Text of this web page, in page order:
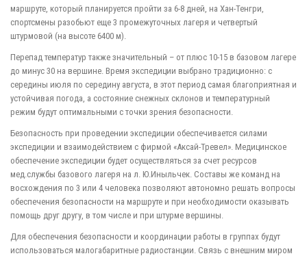
маршруте, который планируется пройти за 6-8 дней, на Хан-Тенгри,
спортсмены разобьют еще 3 промежуточных лагеря и четвертый
штурмовой (на высоте 6400 м).
Перепад температур также значительный – от плюс 10-15 в базовом лагере
до минус 30 на вершине. Время экспедиции выбрано традиционно: с
середины июля по середину августа, в этот период самая благоприятная и
устойчивая погода, а состояние снежных склонов и температурный
режим будут оптимальными с точки зрения безопасности.
Безопасность при проведении экспедиции обеспечивается силами
экспедиции и взаимодействием с фирмой «Аксай-Тревел». Медицинское
обеспечение экспедиции будет осуществляться за счет ресурсов
мед.службы базового лагеря на л. Ю.Иныльчек. Составы же команд на
восхождения по 3 или 4 человека позволяют автономно решать вопросы
обеспечения безопасности на маршруте и при необходимости оказывать
помощь друг другу, в том числе и при штурме вершины.
Для обеспечения безопасности и координации работы в группах будут
использоваться малогабаритные радиостанции. Связь с внешним миром